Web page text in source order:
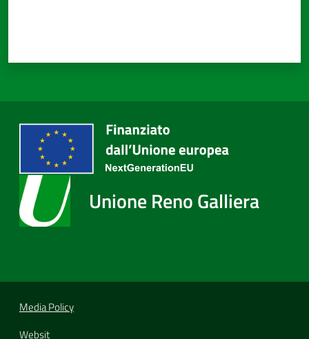
Unione Reno Galliera
Media Policy
Websit